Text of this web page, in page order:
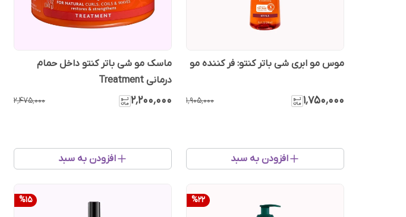
موس مو ابری شی باتر کنتو: فر کننده مو
۱٬۷۵۰٬۰۰۰ ۱٬۹۰۵٬۰۰۰
افزودن به سبد
ماسک مو شی باتر کنتو داخل حمام
درمانی Treatment
۲٬۲۰۰٬۰۰۰ ۲٬۴۷۵٬۰۰۰
افزودن به سبد
%22
%15